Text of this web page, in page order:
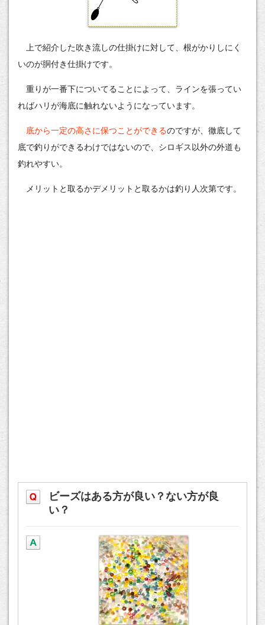
上で紹介した吹き流しの仕掛けに対して、根がかりしにく
いのが胴付き仕掛けです。
重りが一番下についてることによって、ラインを張ってい
ればハリが海底に触れないようになっています。
底から一定の高さに保つことができるのですが、徹底して
底で釣りができるわけではないので、シロギス以外の外道も
釣れやすい。
メリットと取るかデメリットと取るかは釣り人次第です。
ビーズはある方が良い？ない方が良
い？